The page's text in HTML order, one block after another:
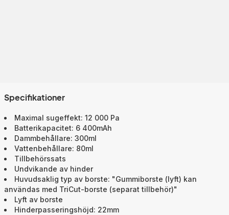
Specifikationer
Maximal sugeffekt: 12 000 Pa
Batterikapacitet: 6 400mAh
Dammbehållare: 300ml
Vattenbehållare: 80ml
Tillbehörssats
Undvikande av hinder
Huvudsaklig typ av borste: "Gummiborste (lyft) kan
användas med TriCut-borste (separat tillbehör)"
Lyft av borste
Hinderpasseringshöjd: 22mm